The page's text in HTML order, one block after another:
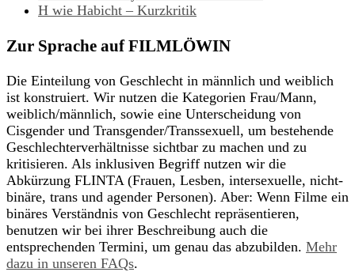
H wie Habicht – Kurzkritik
Zur Sprache auf FILMLÖWIN
Die Einteilung von Geschlecht in männlich und weiblich
ist konstruiert. Wir nutzen die Kategorien Frau/Mann,
weiblich/männlich, sowie eine Unterscheidung von
Cisgender und Transgender/Transsexuell, um bestehende
Geschlechterverhältnisse sichtbar zu machen und zu
kritisieren. Als inklusiven Begriff nutzen wir die
Abkürzung FLINTA (Frauen, Lesben, intersexuelle, nicht-
binäre, trans und agender Personen). Aber: Wenn Filme ein
binäres Verständnis von Geschlecht repräsentieren,
benutzen wir bei ihrer Beschreibung auch die
entsprechenden Termini, um genau das abzubilden. Mehr
dazu in unseren FAQs.